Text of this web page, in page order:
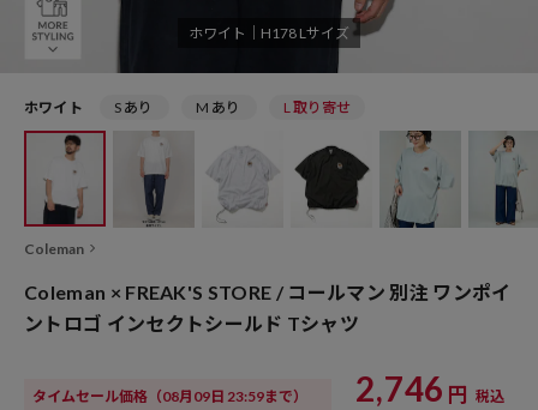
ホワイト｜H178 Lサイズ
ホワイト S あり M あり L 取り寄せ
Coleman
Coleman × FREAK'S STORE / コールマン 別注 ワンポイ
ントロゴ インセクトシールド Tシャツ
タイムセール価格 （08月09日 23:59まで） 2,746 円 税込